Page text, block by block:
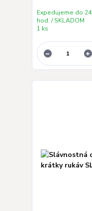
Expedujeme do 24
hod. / SKLADOM
1 ks